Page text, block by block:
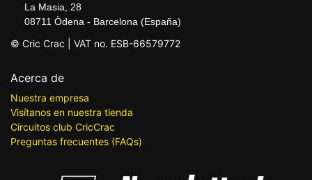
La Masia, 28
08711 Òdena - Barcelona (España)
© Cric Crac | VAT no. ESB-66579772
Acerca de
Nuestra empresa
Visítanos en nuestra tienda
Circuitos club CricCrac
Preguntas frecuentes (FAQs)